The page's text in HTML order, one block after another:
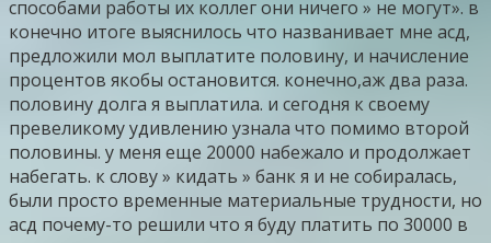
способами работы их коллег они ничего » не могут». в
конечно итоге выяснилось что названивает мне асд,
предложили мол выплатите половину, и начисление
процентов якобы остановится. конечно,аж два раза.
половину долга я выплатила. и сегодня к своему
превеликому удивлению узнала что помимо второй
половины. у меня еще 20000 набежало и продолжает
набегать. к слову » кидать » банк я и не собиралась,
были просто временные материальные трудности, но
асд почему-то решили что я буду платить по 30000 в